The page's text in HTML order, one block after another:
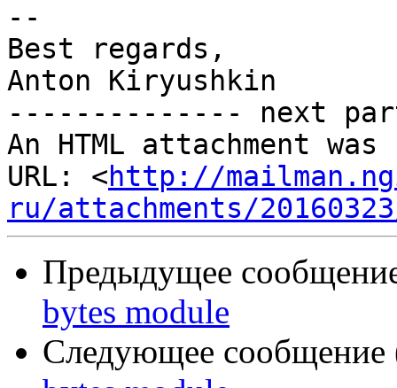
--
Best regards,
Anton Kiryushkin
-------------- next
An HTML attachment
URL: <http://
ru/attachments/
Предыдущее
bytes module
Следующее сообщение